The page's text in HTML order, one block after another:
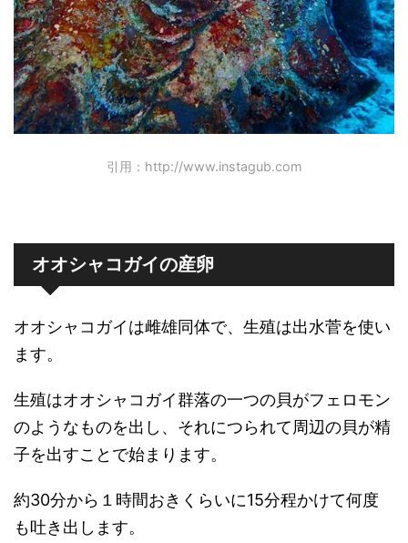
引用：http://www.instagub.com
オオシャコガイの産卵
オオシャコガイは雌雄同体で、生殖は出水菅を使い
ます。
生殖はオオシャコガイ群落の一つの貝がフェロモン
のようなものを出し、それにつられて周辺の貝が精
子を出すことで始まります。
約30分から１時間おきくらいに15分程かけて何度
も吐き出します。